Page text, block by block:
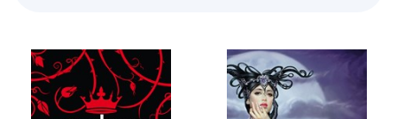
Dárkové publikace
Dárkové zboží